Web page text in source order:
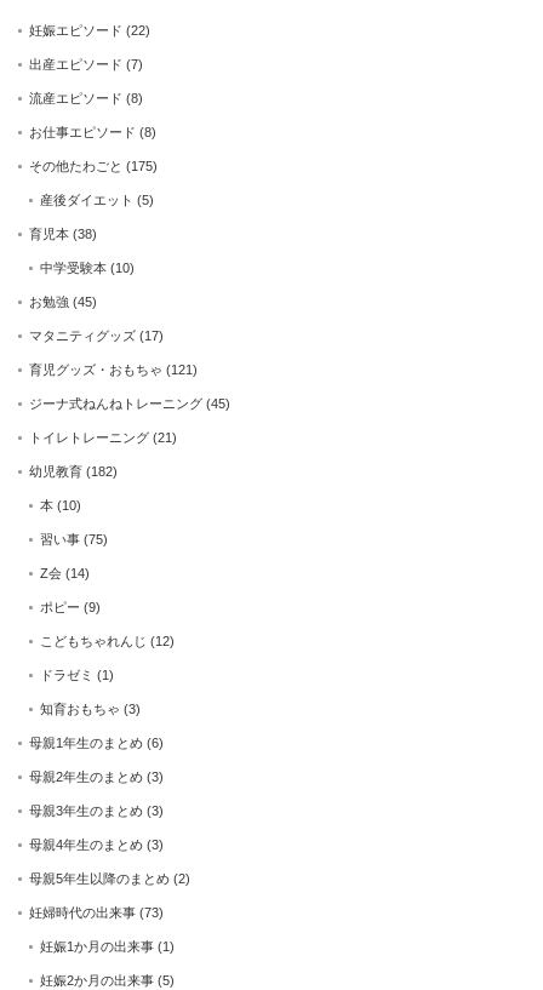
妊娠エピソード (22)
出産エピソード (7)
流産エピソード (8)
お仕事エピソード (8)
その他たわごと (175)
産後ダイエット (5)
育児本 (38)
中学受験本 (10)
お勉強 (45)
マタニティグッズ (17)
育児グッズ・おもちゃ (121)
ジーナ式ねんねトレーニング (45)
トイレトレーニング (21)
幼児教育 (182)
本 (10)
習い事 (75)
Z会 (14)
ポピー (9)
こどもちゃれんじ (12)
ドラゼミ (1)
知育おもちゃ (3)
母親1年生のまとめ (6)
母親2年生のまとめ (3)
母親3年生のまとめ (3)
母親4年生のまとめ (3)
母親5年生以降のまとめ (2)
妊婦時代の出来事 (73)
妊娠1か月の出来事 (1)
妊娠2か月の出来事 (5)